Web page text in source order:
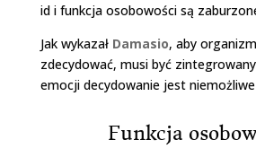
id i funkcja osobowości są
Jak wykazał Damasio, aby
zdecydować, musi być
emocji decydowanie jest niemożliwe
Funkcja